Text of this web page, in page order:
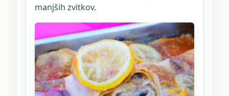
manjših zvitkov.